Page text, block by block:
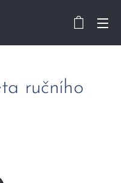
ručního